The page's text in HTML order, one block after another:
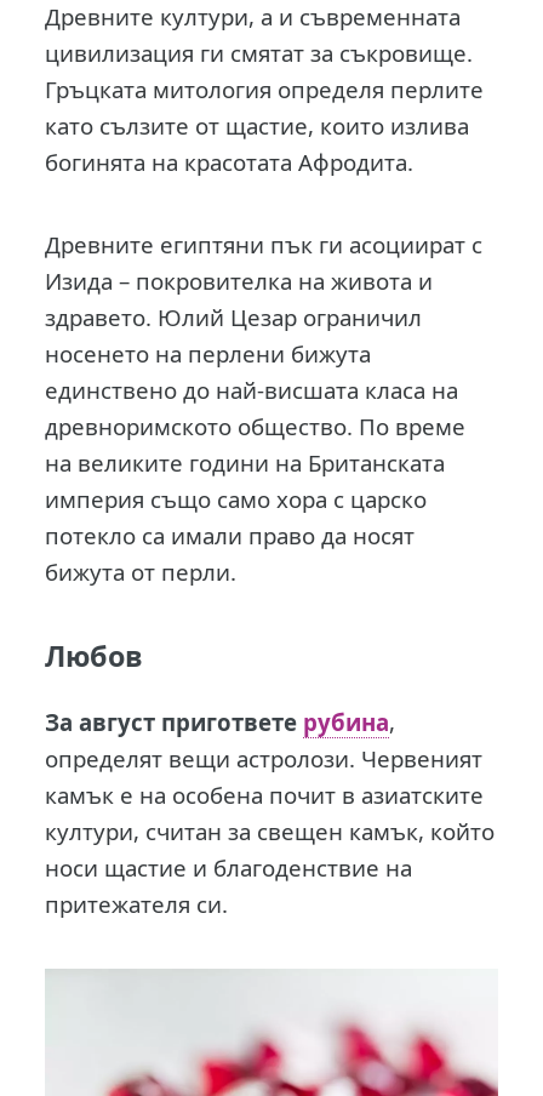
Древните култури, а и съвременната
цивилизация ги смятат за съкровище.
Гръцката митология определя перлите
като сълзите от щастие, които излива
богинята на красотата Афродита.
Древните египтяни пък ги асоциират с
Изида – покровителка на живота и
здравето. Юлий Цезар ограничил
носенето на перлени бижута
единствено до най-висшата класа на
древноримското общество. По време
на великите години на Британската
империя също само хора с царско
потекло са имали право да носят
бижута от перли.
Любов
За август пригответе рубина,
определят вещи астролози. Червеният
камък е на особена почит в азиатските
култури, считан за свещен камък, който
носи щастие и благоденствие на
притежателя си.